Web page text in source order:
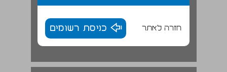
חזרה לאתר כניסת רשומים
הגירה, התערות ואתניזציה ... 18